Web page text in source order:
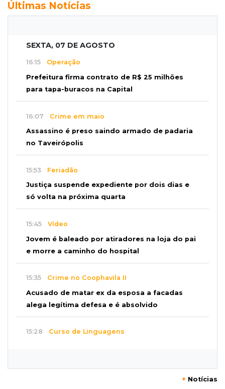
Últimas Notícias
SEXTA, 07 DE AGOSTO
16:15 Operação
Prefeitura firma contrato de R$ 25 milhões
para tapa-buracos na Capital
16:07 Crime em maio
Assassino é preso saindo armado de padaria
no Taveirópolis
15:53 Feriadão
Justiça suspende expediente por dois dias e
só volta na próxima quarta
15:45 Vídeo
Jovem é baleado por atiradores na loja do pai
e morre a caminho do hospital
15:35 Crime no Coophavila II
Acusado de matar ex da esposa a facadas
alega legítima defesa e é absolvido
15:28 Curso de Linguagens
+ Notícias